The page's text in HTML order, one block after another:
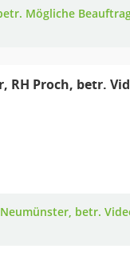
Mögliche
RH Proch, betr.
betr.